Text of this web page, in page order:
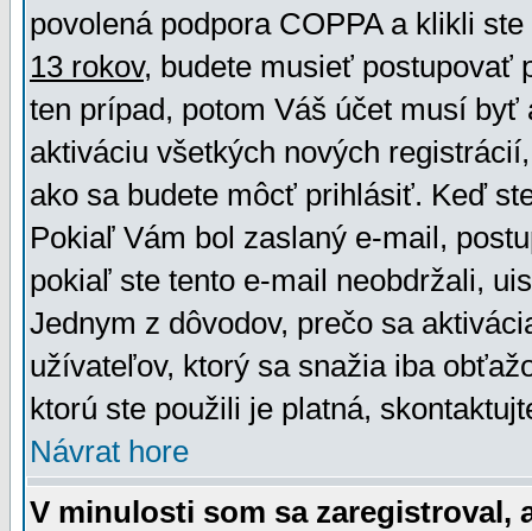
povolená podpora COPPA a klikli
13 rokov, budete musieť postupovať
ten prípad, potom Váš účet musí
aktiváciu všetkých nových
ako sa budete môcť prihlásiť. Keď
Pokiaľ Vám bol zaslaný e-mail,
pokiaľ ste tento e-mail neobdržali,
Jednym z dôvodov, prečo sa
užívateľov, ktorý sa snažia iba
ktorú ste použili je platná,
Návrat hore
V minulosti som sa zaregistroval,